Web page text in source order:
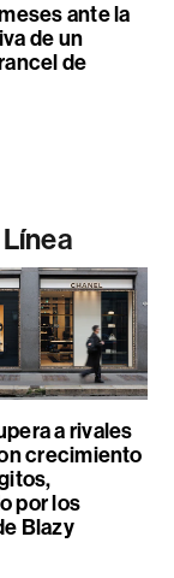
ante la
de un
de
a rivales
crecimiento
por los
Blazy